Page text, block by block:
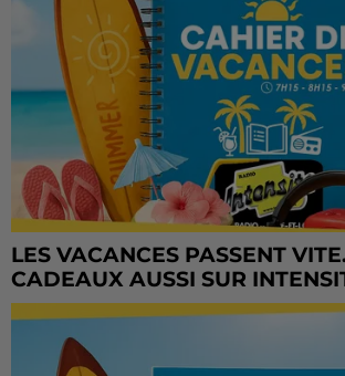
LES VACANCES PASSENT
CADEAUX AUSSI SUR